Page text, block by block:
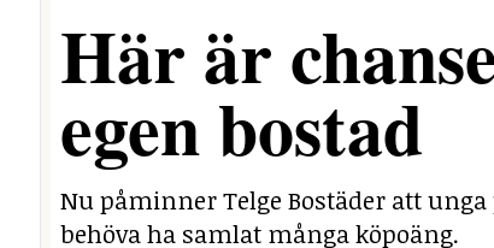
Här är
egen bostad
Nu påminner Telge Bostäder att
behöva ha samlat många köpoäng.